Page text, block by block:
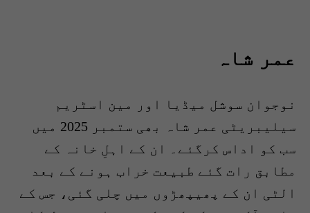
عمر شاہ
نوجوان سوشل میڈیا اور مین اسٹریم
سیلیبریٹی عمر شاہ بھی ستمبر 2025 میں
سب کو اداس کرگئے۔ ان کے اہلِ خانہ کے
مطابق رات گئے طبیعت خراب ہونے کے بعد
الٹی ان کے پھیپھڑوں میں چلی گئی، جس کے